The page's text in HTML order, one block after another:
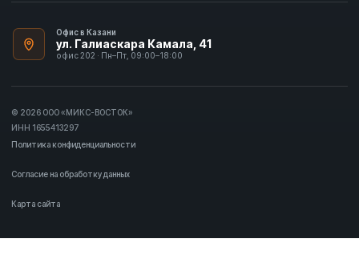
Офис в Казани
ул. Галиаскара Камала, 41
офис 202 · Пн–Пт, 09:00–18:00
© 2026 ООО «МИКС-ВОСТОК»
ИНН 1655413297
Политика конфиденциальности
Согласие на обработку данных
Карта сайта